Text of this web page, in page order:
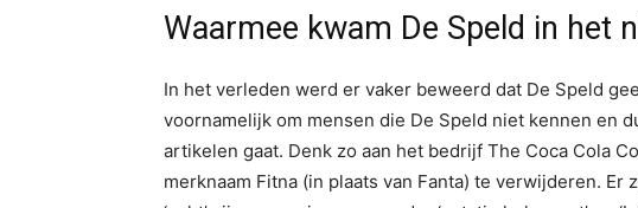
Waarmee kwam De Speld in het
In het verleden werd er vaker beweerd dat De Speld
voornamelijk om mensen die De Speld niet kennen en
artikelen gaat. Denk zo aan het bedrijf The Coca Cola
merknaam Fitna (in plaats van Fanta) te verwijderen.